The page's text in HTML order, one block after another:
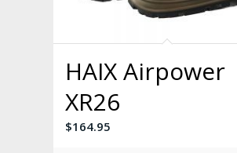
HAIX Airpower
XR26
$164.95